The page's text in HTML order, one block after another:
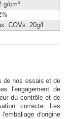
g/cm³
COVs: 20g/l
de nos essais et de
l'engagement de
du contrôle et de
correcte. Les
d'origine